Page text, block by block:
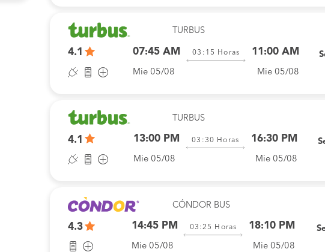
TURBUS
4.1 07:45 AM 03:15 Horas 11:00 AM
Mie 05/08 Mie 05/08
TURBUS
4.1 13:00 PM 03:30 Horas 16:30 PM
Mie 05/08 Mie 05/08
CÓNDOR BUS
4.3 14:45 PM 03:25 Horas 18:10 PM
Mie 05/08 Mie 05/08